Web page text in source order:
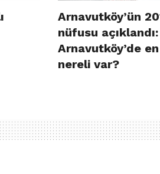
Arnavutköy’ün
nüfusu açıklandı:
Arnavutköy’de
nereli var?